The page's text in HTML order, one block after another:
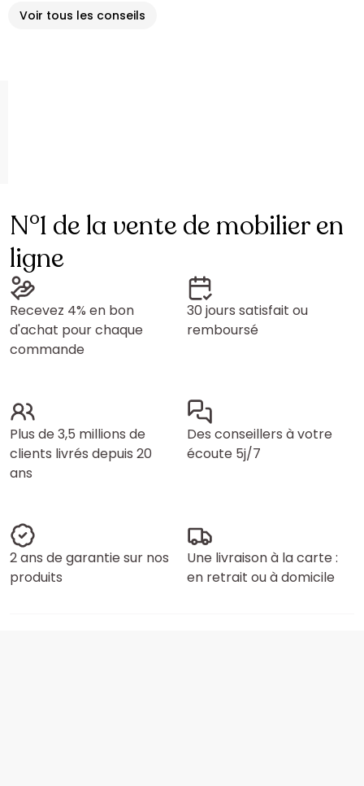
Voir tous les conseils
N°1 de la vente de mobilier en
ligne
Recevez 4% en bon
d'achat pour chaque
commande
30 jours satisfait ou
remboursé
Plus de 3,5 millions de
clients livrés depuis 20
ans
Des conseillers à votre
écoute 5j/7
2 ans de garantie sur nos
produits
Une livraison à la carte :
en retrait ou à domicile